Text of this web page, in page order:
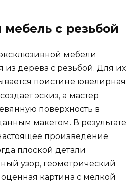
с резьбой
мебели
из дерева с резьбой. Для их
поистине ювелирная
эскиз, а мастер
поверхность в
макетом. В результате
произведение
плоской детали
узор, геометрический
картина с мелкой